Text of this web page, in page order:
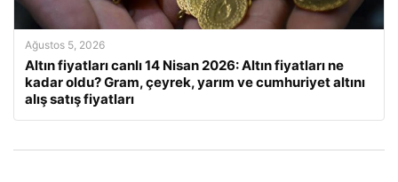
Ağustos 5, 2026
Altın fiyatları canlı 14 Nisan 2026: Altın fiyatları ne
kadar oldu? Gram, çeyrek, yarım ve cumhuriyet altını
alış satış fiyatları